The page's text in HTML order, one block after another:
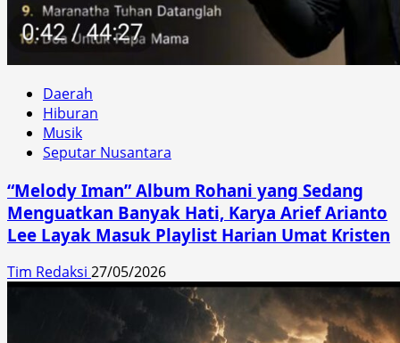
Daerah
Hiburan
Musik
Seputar Nusantara
“Melody Iman” Album Rohani yang Sedang
Menguatkan Banyak Hati, Karya Arief Arianto
Lee Layak Masuk Playlist Harian Umat Kristen
Tim Redaksi 27/05/2026